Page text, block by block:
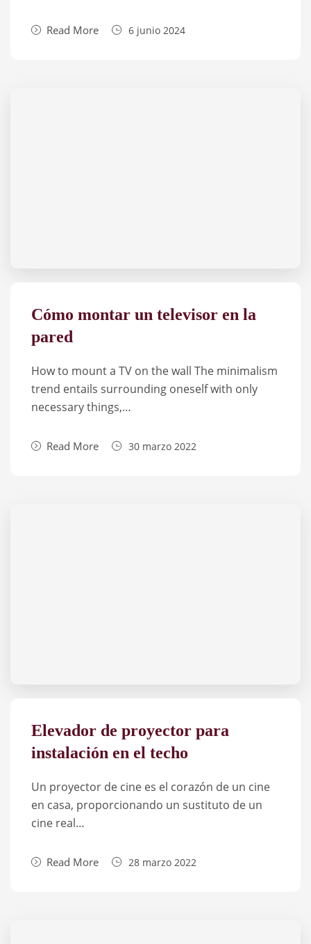
Read More 6 junio 2024
Cómo montar un televisor en la
pared
How to mount a TV on the wall The mini­ma­lism
trend enta­ils sur­ro­un­ding one­self with only
neces­sary things,…
Read More 30 marzo 2022
Elevador de proyector para
instalación en el techo
Un proyector de cine es el corazón de un cine
en casa, proporcionando un sustituto de un
cine real…
Read More 28 marzo 2022